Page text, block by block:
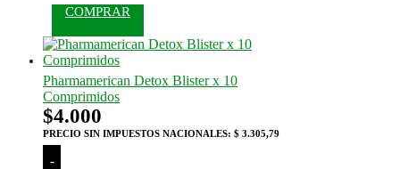
COMPRAR
Pharmamerican Detox Blister x 10
Comprimidos
$4.000
PRECIO SIN IMPUESTOS NACIONALES: $ 3.305,79
-